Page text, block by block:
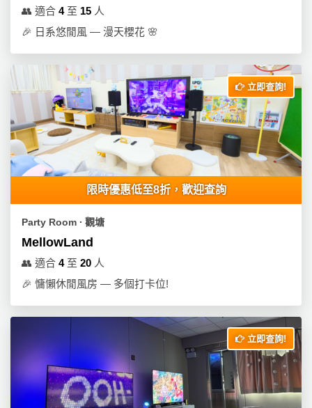
糕
束
花
禮
品
訂
禮
物
地
佈
用
食
慶
日
企
業
/
司
活
婚
禮
會
知
件
時
間
神
器
情
侶
清
單
聯
👥 適合 4至 15 人
🎉 日系悠閒風 — 漫天櫻花 🌸
立即查詢!
限時優惠低至8折，歡迎查詢
Party Room ∙ 觀塘
MellowLand
👥 適合 4至 20 人
🎉 慵懶休閒風房 — 多個打卡位!
立即查詢!